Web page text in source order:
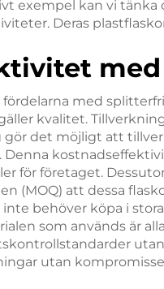
exempel kan vi tänka
Deras
med
kvalitet.
det möjligt att
Denna
för företaget.
(MOQ) att dessa
behöver köpa i
som används är
utan